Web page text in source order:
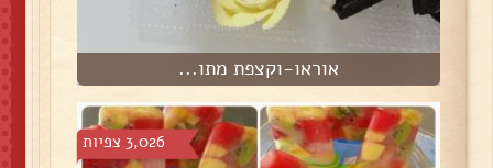
אוראו-וקצפת מתו...
3,026 צפיות